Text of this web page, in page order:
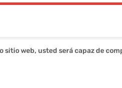
web, usted será capaz de